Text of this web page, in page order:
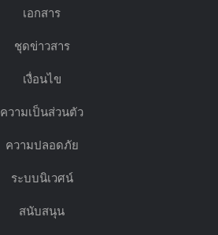
เอกสาร
ชุดข่าวสาร
เงื่อนไข
ความเป็นส่วนตัว
ความปลอดภัย
ระบบนิเวศน์
สนับสนุน